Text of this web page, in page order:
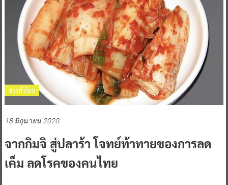
ข่าวทั่วไทย
18 มิถุนายน 2020
จากกิมจิ สู่ปลาร้า โจทย์ท้าทายของการลด
เค็ม ลดโรคของคนไทย